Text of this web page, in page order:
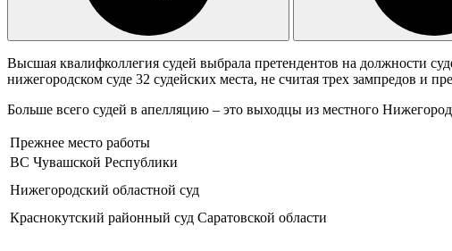
Высшая квалифколлегия судей выбрала претендентов на должности
нижегородском суде 32 судейских места, не считая трех зампредов и
Больше всего судей в апелляцию – это выходцы из местного
Прежнее место работы
ВС Чувашской Республики
Нижегородский областной суд
Краснокутский районный суд Саратовской области